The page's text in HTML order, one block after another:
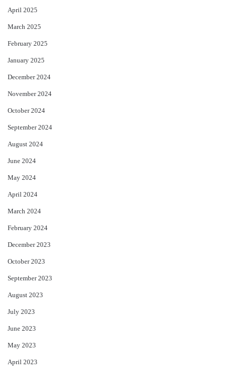
April 2025
March 2025
February 2025
January 2025
December 2024
November 2024
October 2024
September 2024
August 2024
June 2024
May 2024
April 2024
March 2024
February 2024
December 2023
October 2023
September 2023
August 2023
July 2023
June 2023
May 2023
April 2023